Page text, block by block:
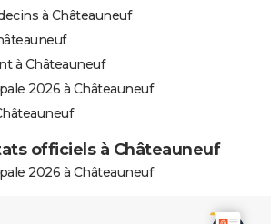
à Châteauneuf
à Châteauneuf
2026 à Châteauneuf
officiels à Châteauneuf
2026 à Châteauneuf